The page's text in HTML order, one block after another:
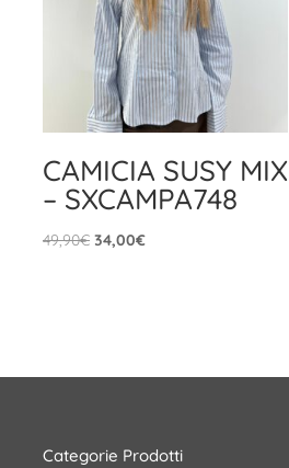
CAMICIA SUSY MIX
– SXCAMPA748
49,90€ Il
34,00€Il
Categorie Prodotti